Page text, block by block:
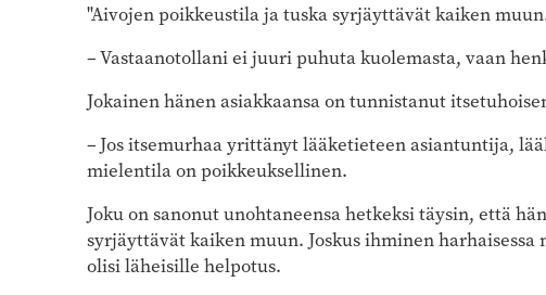
"Aivojen poikkeustila ja tuska syrjäyttävät kaiken
– Vastaanotollani ei juuri puhuta kuolemasta, vaan
Jokainen hänen asiakkaansa on tunnistanut
– Jos itsemurhaa yrittänyt lääketieteen asiantuntija,
mielentila on poikkeuksellinen.
Joku on sanonut unohtaneensa hetkeksi täysin, että
syrjäyttävät kaiken muun. Joskus ihminen
olisi läheisille helpotus.